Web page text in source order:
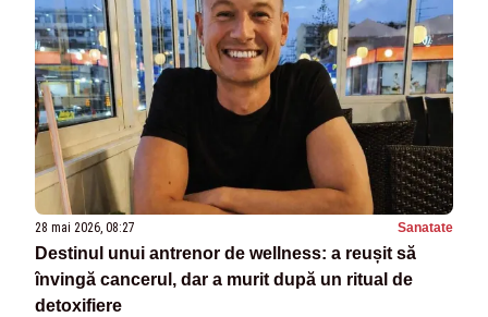
28 mai 2026, 08:27 Sanatate
Destinul unui antrenor de wellness: a reușit să
învingă cancerul, dar a murit după un ritual de
detoxifiere